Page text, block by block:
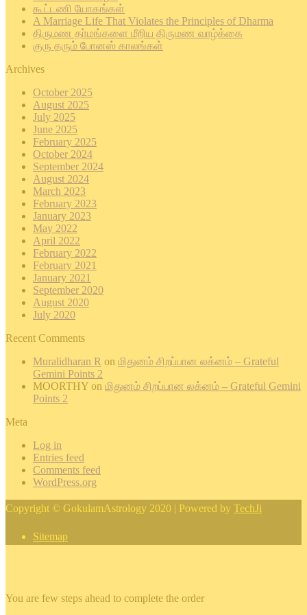
கூட்டணி யோகங்கள்
A Marriage Life That Violates the Principles of Dharma
திருமண தா்மங்களை மீறிய திருமண வாழ்க்கை
குரு தரும் போனஸ் காலங்கள்
Archives
October 2025
August 2025
July 2025
June 2025
February 2025
October 2024
September 2024
August 2024
March 2023
February 2023
January 2023
May 2022
April 2022
February 2022
February 2021
January 2021
September 2020
August 2020
July 2020
Recent Comments
Muralidharan R on மிதுனம் சிறப்பான லக்னம் – Grateful
Gemini Points 2
MOORTHY on மிதுனம் சிறப்பான லக்னம் – Grateful Gemini
Points 2
Meta
Log in
Entries feed
Comments feed
WordPress.org
Copyright © GokulamAstrology 2020 | Powered by TechJi
Sitemap
You are few steps ahead to complete the order